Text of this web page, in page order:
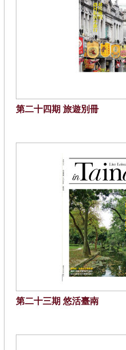
第二十四期 旅遊別冊
第二十三期 悠活臺南